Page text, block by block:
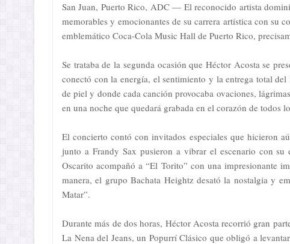
San Juan, Puerto Rico, ADC — El reconocido artista
memorables y emocionantes de su carrera artística con su
emblemático Coca-Cola Music Hall de Puerto Rico,
Se trataba de la segunda ocasión que Héctor Acosta se
conectó con la energía, el sentimiento y la entrega total
de piel y donde cada canción provocaba ovaciones,
en una noche que quedará grabada en el corazón de todos
El concierto contó con invitados especiales que hicieron
junto a Frandy Sax pusieron a vibrar el escenario con
Oscarito acompañó a “El Torito” con una impresionante
manera, el grupo Bachata Heightz desató la nostalgia y
Matar”.
Durante más de dos horas, Héctor Acosta recorrió gran
La Nena del Jeans, un Popurrí Clásico que obligó a